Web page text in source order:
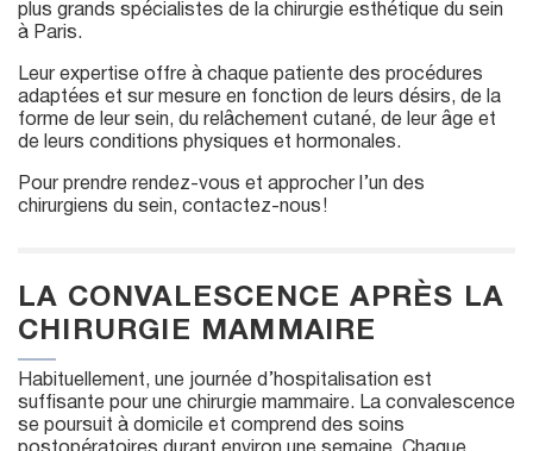
plus grands spécialistes de la chirurgie esthétique du sein
à Paris.
Leur expertise offre à chaque patiente des procédures
adaptées et sur mesure en fonction de leurs désirs, de la
forme de leur sein, du relâchement cutané, de leur âge et
de leurs conditions physiques et hormonales.
Pour prendre rendez-vous et approcher l’un des
chirurgiens du sein, contactez-nous !
LA CONVALESCENCE APRÈS LA
CHIRURGIE MAMMAIRE
Habituellement, une journée d’hospitalisation est
suffisante pour une chirurgie mammaire. La convalescence
se poursuit à domicile et comprend des soins